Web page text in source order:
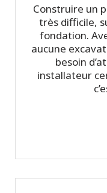
Construire un
très difficile,
fondation.
aucune
besoin
installateur